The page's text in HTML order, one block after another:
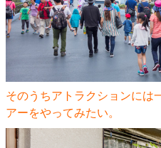
そのうちアトラクションには
アーをやってみたい。